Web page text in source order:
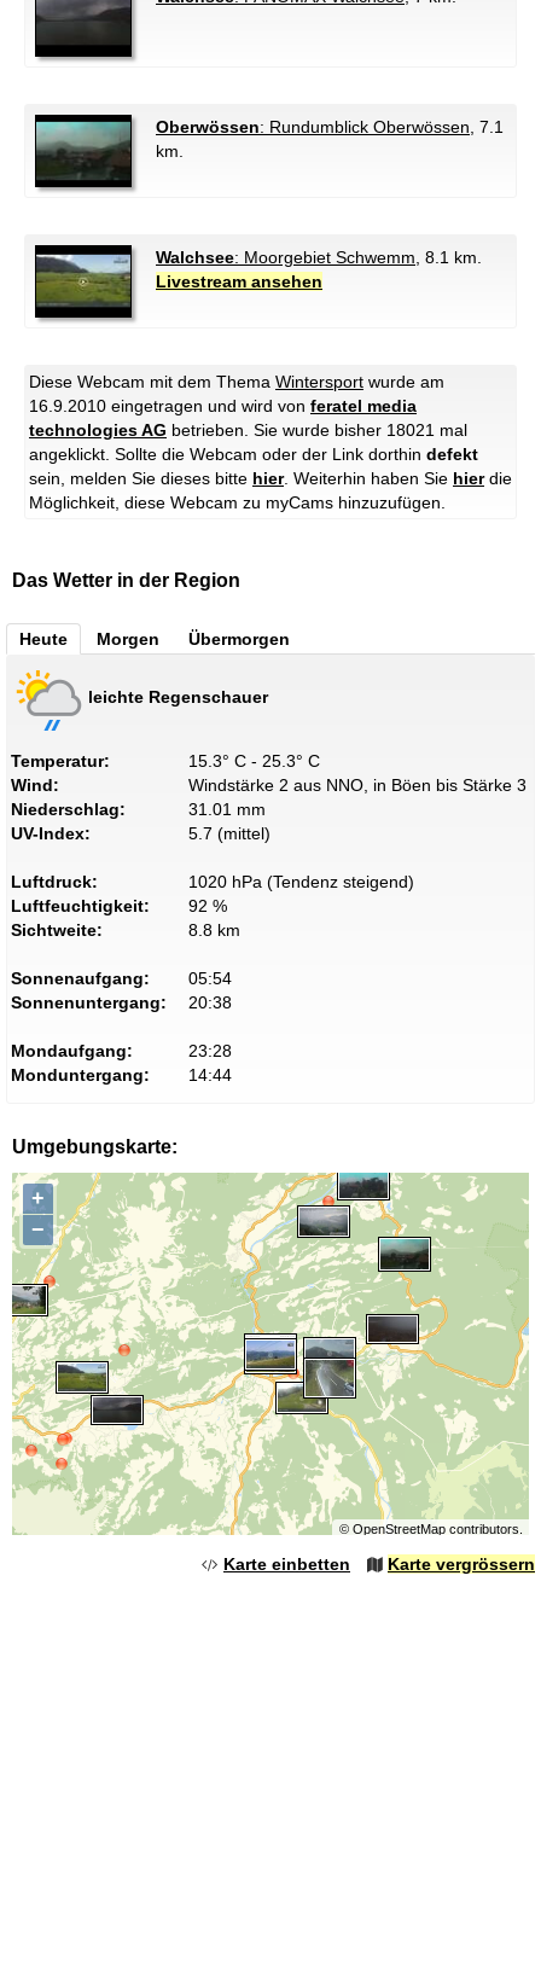
Oberwössen: Rundumblick Oberwössen , 7.1
km.
Walchsee: Moorgebiet Schwemm , 8.1 km.
Livestream ansehen
Diese Webcam mit dem Thema Wintersport wurde am
16.9.2010 eingetragen und wird von feratel media
technologies AG betrieben. Sie wurde bisher 18021 mal
angeklickt. Sollte die Webcam oder der Link dorthin defekt
sein, melden Sie dieses bitte hier. Weiterhin haben Sie hierdie
Möglichkeit, diese Webcam zu myCams hinzuzufügen.
Das Wetter in der Region
Heute Morgen Übermorgen
leichte Regenschauer
Temperatur:
15.3° C - 25.3° C
Wind:
Windstärke 2 aus NNO, in Böen bis Stärke 3
Niederschlag:
31.01 mm
UV-Index:
5.7 (mittel)
Luftdruck:
1020 hPa (Tendenz steigend)
Luftfeuchtigkeit:
92 %
Sichtweite:
8.8 km
Sonnenaufgang:
05:54
Sonnenuntergang:
20:38
Mondaufgang:
23:28
Monduntergang:
14:44
Umgebungskarte:
+
−
© OpenStreetMapcontributors.
Karte einbetten Karte vergrössern